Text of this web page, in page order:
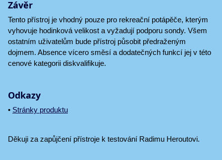
Závěr
Tento přístroj je vhodný pouze pro rekreační potápěče, kterým
vyhovuje hodinková velikost a vyžadují podporu sondy. Všem
ostatním uživatelům bude přístroj působit předraženým
dojmem. Absence vícero směsí a dodatečných funkcí jej v této
cenové kategorii diskvalifikuje.
Odkazy
• Stránky produktu
Děkuji za zapůjčení přístroje k testování Radimu Heroutovi.